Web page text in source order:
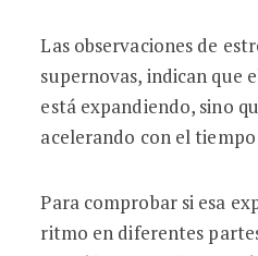
Las observaciones de
supernovas, indican que
está expandiendo, sino
acelerando con el
Para comprobar si esa
ritmo en diferentes